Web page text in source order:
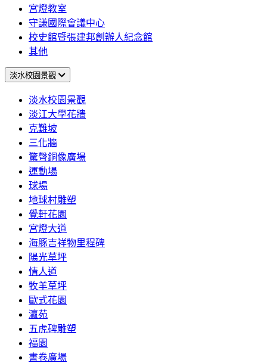
宮燈教室
守謙國際會議中心
校史館暨張建邦創辦人紀念館
其他
淡水校園景觀
淡水校園景觀
淡江大學花牆
克難坡
三化牆
驚聲銅像廣場
運動場
球場
地球村雕塑
覺軒花園
宮燈大道
海豚吉祥物里程碑
陽光草坪
情人道
牧羊草坪
歐式花園
瀛苑
五虎碑雕塑
福園
書卷廣場